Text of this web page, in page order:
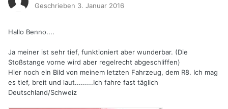
Geschrieben 3. Januar 2016
Hallo Benno....
Ja meiner ist sehr tief, funktioniert aber wunderbar. (Die
Stoßstange vorne wird aber regelrecht abgeschliffen)
Hier noch ein Bild von meinem letzten Fahrzeug, dem R8. Ich mag
es tief, breit und laut.........Ich fahre fast täglich
Deutschland/Schweiz